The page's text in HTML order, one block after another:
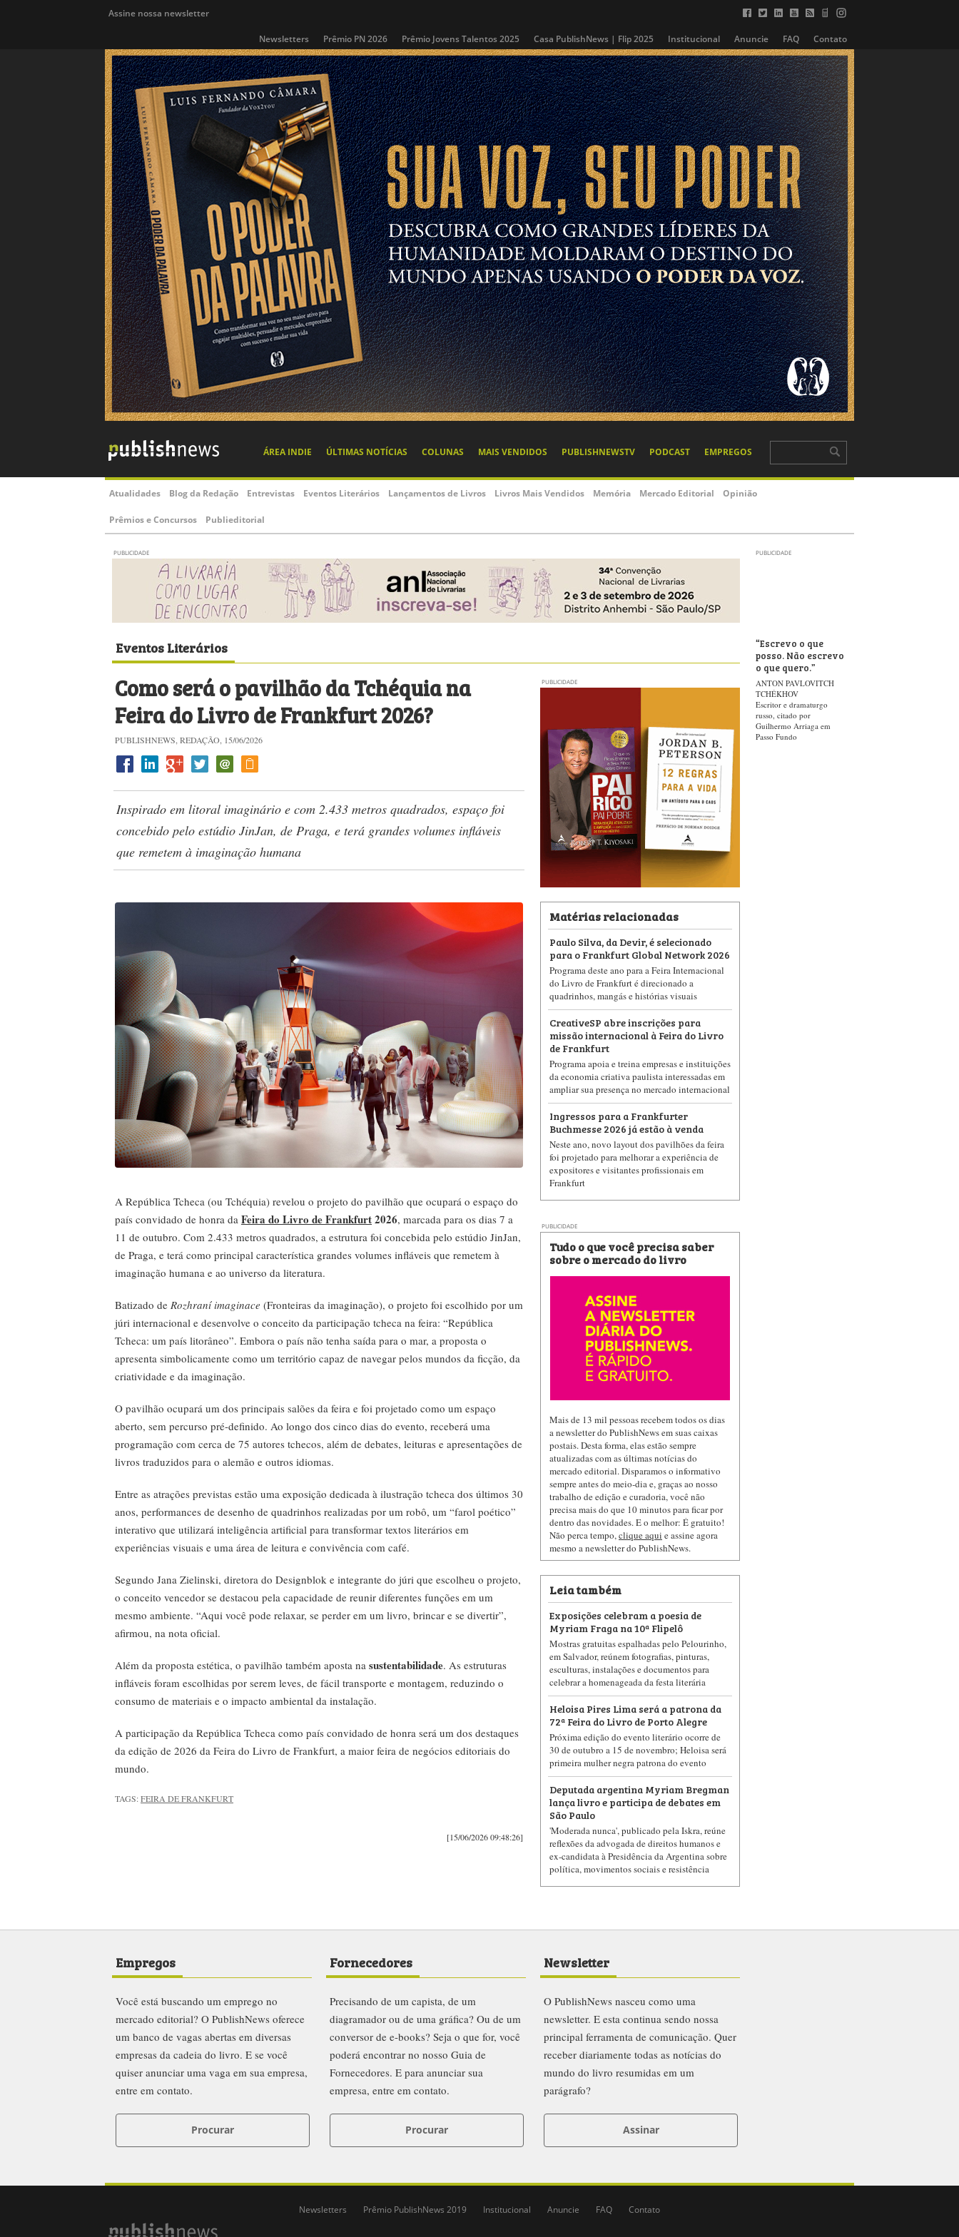
Assine nossa newsletter
Newsletters Prêmio PN 2026 Prêmio Jovens Talentos 2025 Casa PublishNews | Flip 2025 Institucional Anuncie FAQ Contato
ÁREA INDIE ÚLTIMAS NOTÍCIAS COLUNAS MAIS VENDIDOS PUBLISHNEWSTV PODCAST EMPREGOS
Atualidades Blog da Redação Entrevistas Eventos Literários Lançamentos de Livros Livros Mais Vendidos Memória Mercado Editorial Opinião
Prêmios e Concursos Publieditorial
PUBLICIDADE PUBLICIDADE
Eventos Literários
Como será o pavilhão da Tchéquia na
Feira do Livro de Frankfurt 2026?
PUBLISHNEWS, REDAÇÃO, 15/06/2026
Inspirado em litoral imaginário e com 2.433 metros quadrados, espaço foi
concebido pelo estúdio JinJan, de Praga, e terá grandes volumes infláveis
que remetem à imaginação humana
A República Tcheca (ou Tchéquia) revelou o projeto do pavilhão que ocupará o espaço do
país convidado de honra da Feira do Livro de Frankfurt2026, marcada para os dias 7 a
11 de outubro. Com 2.433 metros quadrados, a estrutura foi concebida pelo estúdio JinJan,
de Praga, e terá como principal característica grandes volumes infláveis que remetem à
imaginação humana e ao universo da literatura.
Batizado de Rozhraní imaginace (Fronteiras da imaginação), o projeto foi escolhido por um
júri internacional e desenvolve o conceito da participação tcheca na feira: “República
Tcheca: um país litorâneo”. Embora o país não tenha saída para o mar, a proposta o
apresenta simbolicamente como um território capaz de navegar pelos mundos da ficção, da
criatividade e da imaginação.
O pavilhão ocupará um dos principais salões da feira e foi projetado como um espaço
aberto, sem percurso pré-definido. Ao longo dos cinco dias do evento, receberá uma
programação com cerca de 75 autores tchecos, além de debates, leituras e apresentações de
livros traduzidos para o alemão e outros idiomas.
Entre as atrações previstas estão uma exposição dedicada à ilustração tcheca dos últimos 30
anos, performances de desenho de quadrinhos realizadas por um robô, um “farol poético”
interativo que utilizará inteligência artificial para transformar textos literários em
experiências visuais e uma área de leitura e convivência com café.
Segundo Jana Zielinski, diretora do Designblok e integrante do júri que escolheu o projeto,
o conceito vencedor se destacou pela capacidade de reunir diferentes funções em um
mesmo ambiente. “Aqui você pode relaxar, se perder em um livro, brincar e se divertir”,
afirmou, na nota oficial.
Além da proposta estética, o pavilhão também aposta na sustentabilidade. As estruturas
infláveis foram escolhidas por serem leves, de fácil transporte e montagem, reduzindo o
consumo de materiais e o impacto ambiental da instalação.
A participação da República Tcheca como país convidado de honra será um dos destaques
da edição de 2026 da Feira do Livro de Frankfurt, a maior feira de negócios editoriais do
mundo.
TAGS:FEIRA DE FRANKFURT
[15/06/2026 09:48:26]
PUBLICIDADE
Matérias relacionadas
Paulo Silva, da Devir, é selecionado
para o Frankfurt Global Network 2026
Programa deste ano para a Feira Internacional
do Livro de Frankfurt é direcionado a
quadrinhos, mangás e histórias visuais
CreativeSP abre inscrições para
missão internacional à Feira do Livro
de Frankfurt
Programa apoia e treina empresas e instituições
da economia criativa paulista interessadas em
ampliar sua presença no mercado internacional
Ingressos para a Frankfurter
Buchmesse 2026 já estão à venda
Neste ano, novo layout dos pavilhões da feira
foi projetado para melhorar a experiência de
expositores e visitantes profissionais em
Frankfurt
PUBLICIDADE
Tudo o que você precisa saber
sobre o mercado do livro
Mais de 13 mil pessoas recebem todos os dias
a newsletter do PublishNews em suas caixas
postais. Desta forma, elas estão sempre
atualizadas com as últimas notícias do
mercado editorial. Disparamos o informativo
sempre antes do meio-dia e, graças ao nosso
trabalho de edição e curadoria, você não
precisa mais do que 10 minutos para ficar por
dentro das novidades. E o melhor: É gratuito!
Não perca tempo,clique aqui e assine agora
mesmo a newsletter do PublishNews.
Leia também
Exposições celebram a poesia de
Myriam Fraga na 10ª Flipelô
Mostras gratuitas espalhadas pelo Pelourinho,
em Salvador, reúnem fotografias, pinturas,
esculturas, instalações e documentos para
celebrar a homenageada da festa literária
Heloisa Pires Lima será a patrona da
72ª Feira do Livro de Porto Alegre
Próxima edição do evento literário ocorre de
30 de outubro a 15 de novembro; Heloisa será
primeira mulher negra patrona do evento
Deputada argentina Myriam Bregman
lança livro e participa de debates em
São Paulo
'Moderada nunca', publicado pela Iskra, reúne
reflexões da advogada de direitos humanos e
ex-candidata à Presidência da Argentina sobre
política, movimentos sociais e resistência
“Escrevo o que
posso. Não escrevo
o que quero.”
ANTON PAVLOVITCH
TCHÉKHOV
Escritor e dramaturgo
russo, citado por
Guilhermo Arriaga em
Passo Fundo
Empregos
Você está buscando um emprego no
mercado editorial? O PublishNews oferece
um banco de vagas abertas em diversas
empresas da cadeia do livro. E se você
quiser anunciar uma vaga em sua empresa,
entre em contato.
Procurar
Fornecedores
Precisando de um capista, de um
diagramador ou de uma gráfica? Ou de um
conversor de e-books? Seja o que for, você
poderá encontrar no nosso Guia de
Fornecedores. E para anunciar sua
empresa, entre em contato.
Procurar
Newsletter
O PublishNews nasceu como uma
newsletter. E esta continua sendo nossa
principal ferramenta de comunicação. Quer
receber diariamente todas as notícias do
mundo do livro resumidas em um
parágrafo?
Assinar
Newsletters Prêmio PublishNews 2019 Institucional Anuncie FAQ Contato